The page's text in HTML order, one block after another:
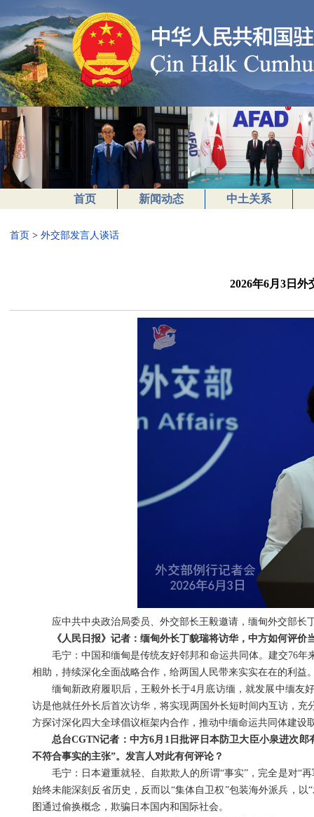
首页 新闻动态 中土关系
首页 > 外交部发言人谈话
2026年6月3日
应中共中央政治局委员、外交部长王毅邀请，缅甸外交部长
《人民日报》记者：缅甸外长丁貌瑞将访华，中方如何评价
毛宁：中国和缅甸是传统友好邻邦和命运共同体。建交76
相助，持续深化全面战略合作，给两国人民带来实实在在的利益
缅甸新政府履职后，王毅外长于4月底访缅，就发展中缅友
访是他就任外长后首次访华，将实现两国外长短时间内互访，
方探讨深化四大全球倡议框架内合作，推动中缅命运共同体建设
总台CGTN记者：中方6月1日批评日本防卫大臣小泉进次
不符合事实的主张”。发言人对此有何评论？
毛宁：日本避重就轻、自欺欺人的所谓“事实”，完全是对“
始终未能深刻反省历史，反而以“集体自卫权”包装海外派兵，
图通过偷换概念，欺骗日本国内和国际社会。